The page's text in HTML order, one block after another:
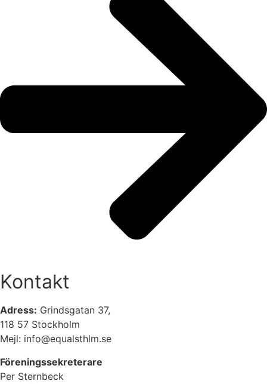
Kontakt
Adress: Grindsgatan 37,
118 57 Stockholm
Mejl: info@equalsthlm.se
Föreningssekreterare
Per Sternbeck